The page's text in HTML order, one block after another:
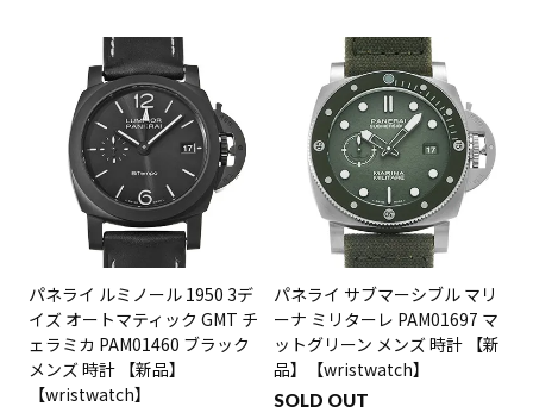
パネライ ルミノール 1950 3デ
イズ オートマティック GMT チ
ェラミカ PAM01460 ブラック
メンズ 時計 【新品】
【wristwatch】
パネライ サブマーシブル マリ
ーナ ミリターレ PAM01697 マ
ットグリーン メンズ 時計 【新
品】【wristwatch】
SOLD OUT